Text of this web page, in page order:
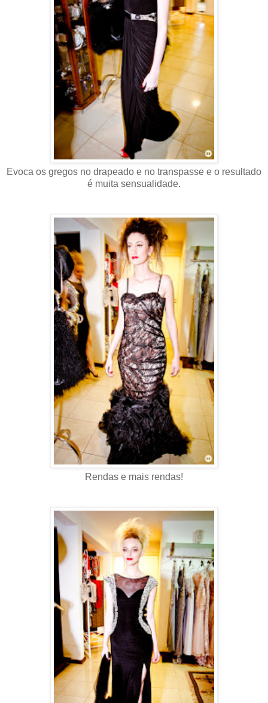
Evoca os gregos no drapeado e no transpasse e o resultado
é muita sensualidade.
Rendas e mais rendas!